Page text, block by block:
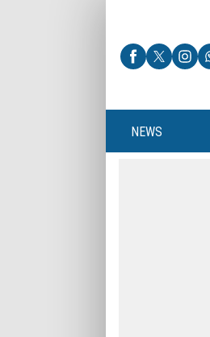
NEWS